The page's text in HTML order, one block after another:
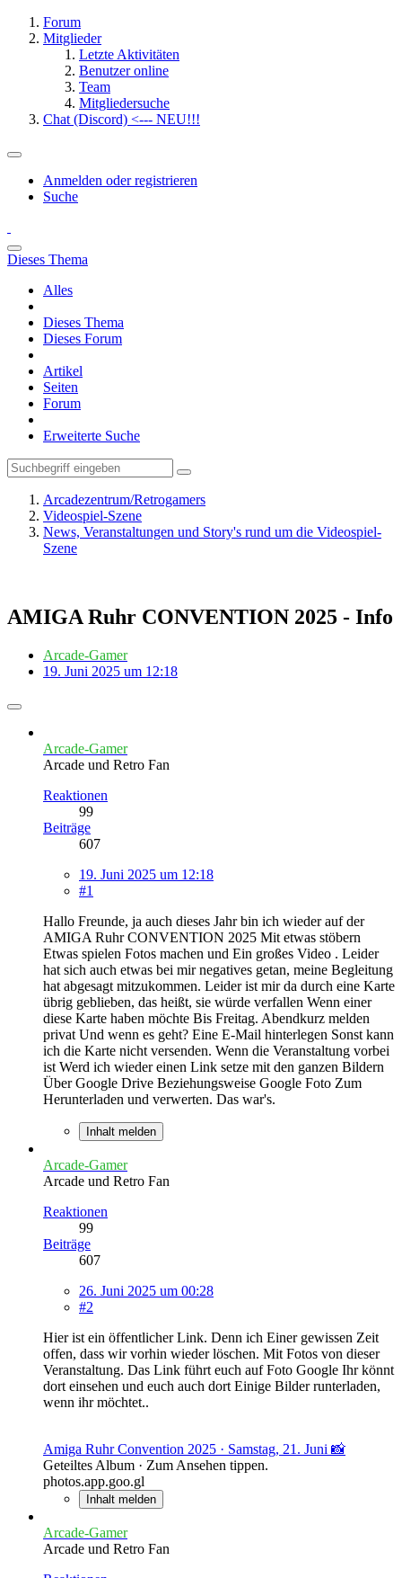
Forum
Mitglieder
Letzte Aktivitäten
Benutzer online
Team
Mitgliedersuche
Chat (Discord) <--- NEU!!!
Anmelden oder registrieren
Suche
Dieses Thema
Alles
Dieses Thema
Dieses Forum
Artikel
Seiten
Forum
Erweiterte Suche
Arcadezentrum/Retrogamers
Videospiel-Szene
News, Veranstaltungen und Story's rund um die Videospiel-
Szene
AMIGA Ruhr CONVENTION 2025 - Info
Arcade-Gamer
19. Juni 2025 um 12:18
Arcade-Gamer
Arcade und Retro Fan
Reaktionen
99
Beiträge
607
19. Juni 2025 um 12:18
#1
Hallo Freunde, ja auch dieses Jahr bin ich wieder auf der
AMIGA Ruhr CONVENTION 2025 Mit etwas stöbern
Etwas spielen Fotos machen und Ein großes Video . Leider
hat sich auch etwas bei mir negatives getan, meine Begleitung
hat abgesagt mitzukommen. Leider ist mir da durch eine Karte
übrig geblieben, das heißt, sie würde verfallen Wenn einer
diese Karte haben möchte Bis Freitag. Abendkurz melden
privat Und wenn es geht? Eine E-Mail hinterlegen Sonst kann
ich die Karte nicht versenden. Wenn die Veranstaltung vorbei
ist Werd ich wieder einen Link setze mit den ganzen Bildern
Über Google Drive Beziehungsweise Google Foto Zum
Herunterladen und verwerten. Das war's.
Inhalt melden
Arcade-Gamer
Arcade und Retro Fan
Reaktionen
99
Beiträge
607
26. Juni 2025 um 00:28
#2
Hier ist ein öffentlicher Link. Denn ich Einer gewissen Zeit
offen, dass wir vorhin wieder löschen. Mit Fotos von dieser
Veranstaltung. Das Link führt euch auf Foto Google Ihr könnt
dort einsehen und euch auch dort Einige Bilder runterladen,
wenn ihr möchtet..
Amiga Ruhr Convention 2025 · Samstag, 21. Juni 📸
Geteiltes Album · Zum Ansehen tippen.
photos.app.goo.gl
Inhalt melden
Arcade-Gamer
Arcade und Retro Fan